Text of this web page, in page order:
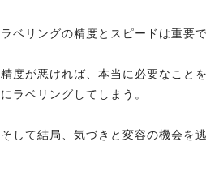
ラベリングの精度とスピードは重要で
精度が悪ければ、本当に必要なこと
にラベリングしてしまう。
そして結局、気づきと変容の機会を